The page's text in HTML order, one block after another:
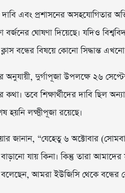
এবং প্রশাসনের অসহযোগিতার
ঘোষণা দিয়েছে। যদিও
বন্ধের বিষয়ে কোনো সিদ্ধান্ত
অনুযায়ী, দুর্গাপূজা উপলক্ষে ২৬
তবে শিক্ষার্থীদের দাবি ছিল
লক্ষ্মীপূজা রয়েছে।
জানান, “যেহেতু ৬ অক্টোবার
যায় কিনা। কিন্তু তারা
বলেছেন, আমরা ইউজিসি থেকে বন্ধের